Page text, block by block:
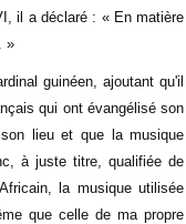
il a déclaré : « En matière
»
guinéen, ajoutant qu'il
qui ont évangélisé son
lieu et que la musique
à juste titre, qualifiée de
la musique utilisée
que celle de ma propre